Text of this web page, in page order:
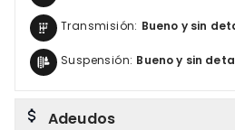
Transmisión: Bueno y sin
Suspensión: Bueno y sin
Adeudos